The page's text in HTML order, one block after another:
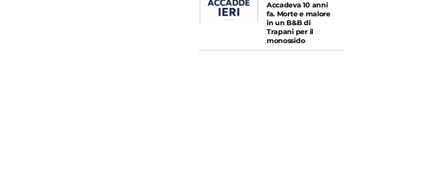
Accadeva 10 anni
fa. Morte e malore
in un B&B di
Trapani per il
monossido